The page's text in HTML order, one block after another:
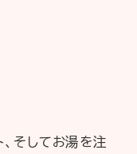
そしてお湯を注